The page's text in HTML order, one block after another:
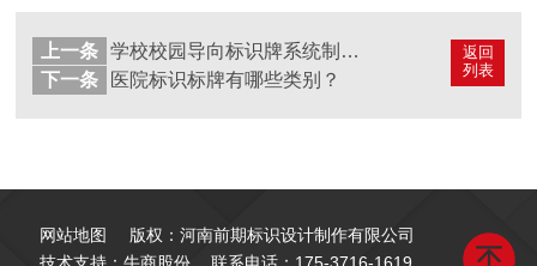
返回
列表
上一条
学校校园导向标识牌系统制作需满足什么条件？
下一条
医院标识标牌有哪些类别？
网站地图
版权：河南前期标识设计制作有限公司